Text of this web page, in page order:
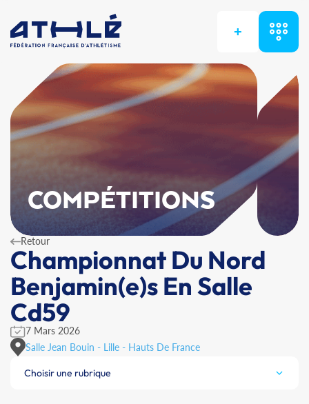
+
COMPÉTITIONS
Retour
Championnat Du Nord
Benjamin(e)s En Salle
Cd59
7 Mars 2026
Salle Jean Bouin - Lille - Hauts De France
Choisir une rubrique